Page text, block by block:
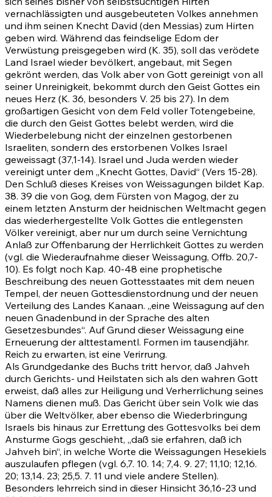
vernachlässigten und ausgebeuteten Volkes annehmen
und ihm seinen Knecht David (den Messias) zum Hirten
geben wird. Während das feindselige Edom der
Verwüstung preisgegeben wird (K. 35), soll das verödete
Land Israel wieder bevölkert, angebaut, mit Segen
gekrönt werden, das Volk aber von Gott gereinigt von all
seiner Unreinigkeit, bekommt durch den Geist Gottes ein
neues Herz (K. 36, besonders V. 25 bis 27). In dem
großartigen Gesicht von dem Feld voller Totengebeine,
die durch den Geist Gottes belebt werden, wird die
Wiederbelebung nicht der einzelnen gestorbenen
Israeliten, sondern des erstorbenen Volkes Israel
geweissagt (37,1-14). Israel und Juda werden wieder
vereinigt unter dem „Knecht Gottes, David“ (Vers 15-28).
Den Schluß dieses Kreises von Weissagungen bildet Kap.
38. 39 die von Gog, dem Fürsten von Magog, der zu
einem letzten Ansturm der heidnischen Weltmacht gegen
das wiederhergestellte Volk Gottes die entlegensten
Völker vereinigt, aber nur um durch seine Vernichtung
Anlaß zur Offenbarung der Herrlichkeit Gottes zu werden
(vgl. die Wiederaufnahme dieser Weissagung, Offb. 20,7-
10). Es folgt noch Kap. 40-48 eine prophetische
Beschreibung des neuen Gottesstaates mit dem neuen
Tempel, der neuen Gottesdienstordnung und der neuen
Verteilung des Landes Kanaan. „eine Weissagung auf den
neuen Gnadenbund in der Sprache des alten
Gesetzesbundes“. Auf Grund dieser Weissagung eine
Erneuerung der alttestamentl. Formen im tausendjähr.
Reich zu erwarten, ist eine Verirrung.
Als Grundgedanke des Buchs tritt hervor, daß Jahveh
durch Gerichts- und Heilstaten sich als den wahren Gott
erweist, daß alles zur Heiligung und Verherrlichung seines
Namens dienen muß. Das Gericht über sein Volk wie das
über die Weltvölker, aber ebenso die Wiederbringung
Israels bis hinaus zur Errettung des Gottesvolks bei dem
Ansturme Gogs geschieht, „daß sie erfahren, daß ich
Jahveh bin“, in welche Worte die Weissagungen Hesekiels
auszulaufen pflegen (vgl. 6,7. 10. 14; 7,4. 9. 27; 11,10; 12,16.
20; 13,14. 23; 25,5. 7. 11 und viele andere Stellen).
Besonders lehrreich sind in dieser Hinsicht 36,16-23 und